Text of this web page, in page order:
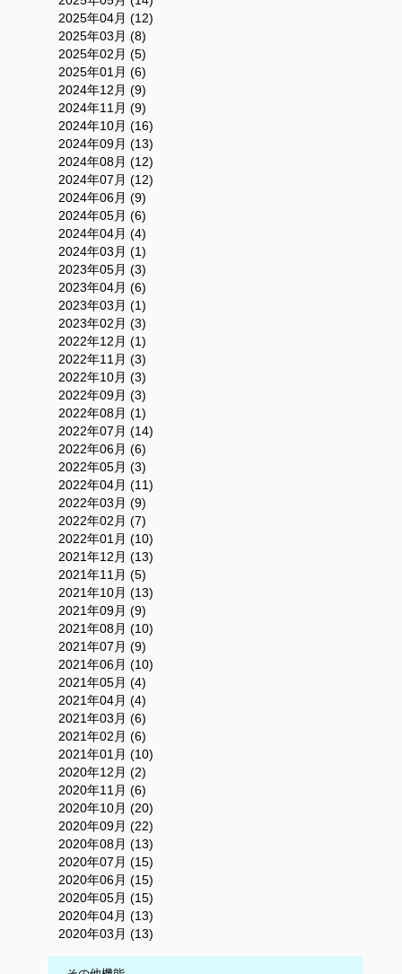
2025年04月 (12)
2025年03月 (8)
2025年02月 (5)
2025年01月 (6)
2024年12月 (9)
2024年11月 (9)
2024年10月 (16)
2024年09月 (13)
2024年08月 (12)
2024年07月 (12)
2024年06月 (9)
2024年05月 (6)
2024年04月 (4)
2024年03月 (1)
2023年05月 (3)
2023年04月 (6)
2023年03月 (1)
2023年02月 (3)
2022年12月 (1)
2022年11月 (3)
2022年10月 (3)
2022年09月 (3)
2022年08月 (1)
2022年07月 (14)
2022年06月 (6)
2022年05月 (3)
2022年04月 (11)
2022年03月 (9)
2022年02月 (7)
2022年01月 (10)
2021年12月 (13)
2021年11月 (5)
2021年10月 (13)
2021年09月 (9)
2021年08月 (10)
2021年07月 (9)
2021年06月 (10)
2021年05月 (4)
2021年04月 (4)
2021年03月 (6)
2021年02月 (6)
2021年01月 (10)
2020年12月 (2)
2020年11月 (6)
2020年10月 (20)
2020年09月 (22)
2020年08月 (13)
2020年07月 (15)
2020年06月 (15)
2020年05月 (15)
2020年04月 (13)
2020年03月 (13)